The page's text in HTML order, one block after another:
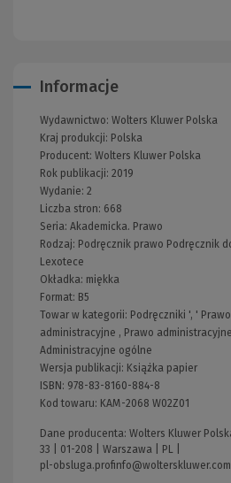
Informacje
Wydawnictwo: Wolters Kluwer Polska
Kraj produkcji: Polska
Producent: Wolters Kluwer Polska
Rok publikacji: 2019
Wydanie: 2
Liczba stron: 668
Seria: Akademicka. Prawo
Rodzaj: Podręcznik prawo Podręcznik
Lexotece
Okładka: miękka
Format: B5
Towar w kategorii: Podręczniki ', '
administracyjne , Prawo
Administracyjne ogólne
Wersja publikacji: Książka papier
ISBN: 978-83-8160-884-8
Kod towaru: KAM-2068 W02Z01
Dane producenta: Wolters Kluwer
33 | 01-208 | Warszawa | PL |
pl-obsluga.profinfo@wolterskluwer.com